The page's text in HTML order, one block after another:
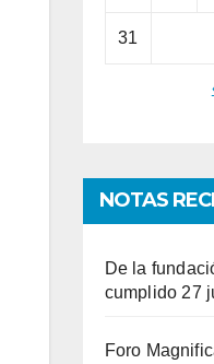
31
NOTAS
De la
cumplido 27
Foro